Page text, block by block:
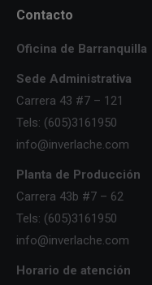
Contacto
Oficina de Barranquilla
Sede Administrativa
Carrera 43 #7 – 121
Tels: (605)3161950
info@inverlache.com
Planta de Producción
Carrera 43b #7 – 62
Tels: (605)3161950
info@inverlache.com
Horario de atención